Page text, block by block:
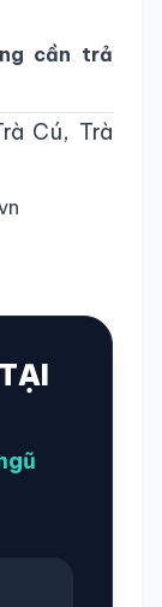
cần trả
Cú, Trà